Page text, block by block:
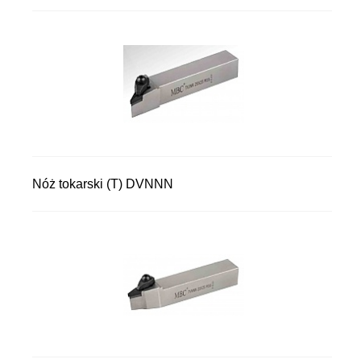
Nóż tokarski (T) DVNNN